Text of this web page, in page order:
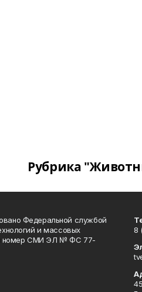
Рубрика
Федеральной службой
и массовых
номер СМИ ЭЛ № ФС 77-
8